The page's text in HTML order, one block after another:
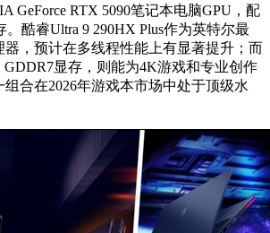
GeForce RTX 5090笔记本电脑GPU，配
酷睿Ultra 9 290HX Plus作为英特尔最
器，预计在多线程性能上有显著提升；而
GDDR7显存，则能为4K游戏和专业创作
合在2026年游戏本市场中处于顶级水